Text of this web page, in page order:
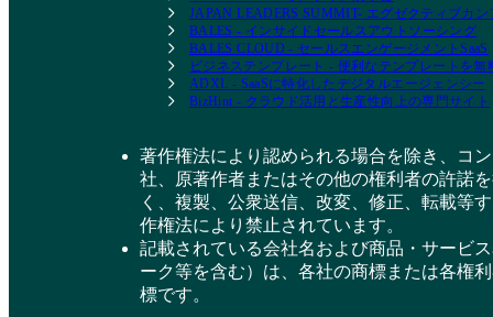
JAPAN LEADERS SUMMIT- エグゼクティブカン
BALES - インサイドセールスアウトソーシング
BALES CLOUD - セールスエンゲージメントSaaS
ビジネステンプレート - 便利なテンプレートを無
ADXL - SaaSに特化したデジタルエージェンシー
BizHint - クラウド活用と生産性向上の専門サイト
著作権法により認められる場合を除き、コ
社、原著作者またはその他の権利者の許諾
く、複製、公衆送信、改変、修正、転載等
作権法により禁止されています。
記載されている会社名および商品・サービ
ーク等を含む）は、各社の商標または各権
標です。